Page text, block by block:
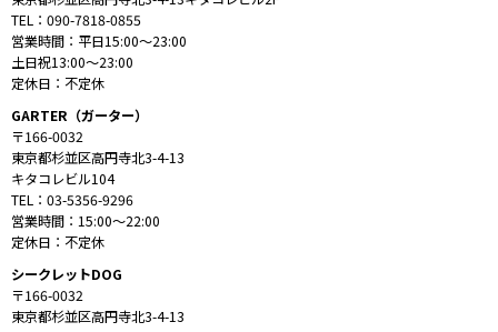
ilil（イルイル）オーナーのレイチェルさん。「地方に住んでいる若い子で、
おもしろいものを探している、アドベンチャースピリットを持った子に来て
ほしい！」
東京のストリートでは、
まざまな異なるテイストのファッションをコスプレ感覚
で楽しむアラウンド
している。
ョップと言えるのが「キタコレビル」だろう。
TEL：090-7818-0855
営業時間：平日15:00〜23:00
土日祝13:00〜23:00
定休日：不定休
GARTER（ガーター）
〒166-0032
東京都杉並区高円寺北3-4-13
キタコレビル104
TEL：03-5356-9296
営業時間：15:00〜22:00
定休日：不定休
シークレットDOG
〒166-0032
東京都杉並区高円寺北3-4-13